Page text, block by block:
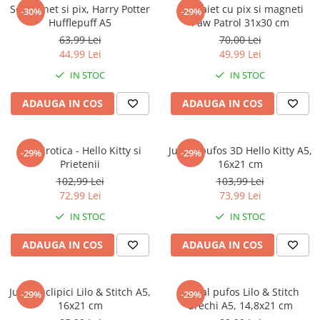
Captain america
Bakugan
Liga Dreptatii
Buzz Lightyear
My Little Pony
Planes
EplusM
Tom & Jerry
Transformers
Top Wings
Incaltaminte baieti
Ghete si cizme baieti
Pantofi baieti
Papuci si slapi baieti
Sandale baieti
Marvel
Monsters Inc.
La casa de papel
Nasa
Kids Euroswan
Rainbow High
Garfield
Nightmare before Christmas
EplusM
Perletti
Arditex
-30%
Set carnet si pix, Harry Potter
Hufflepuff A5
63,99 Lei
44,99 Lei
IN STOC
ADAUGA IN COS
-29%
Set Caiet cu pix si magneti
Paw Patrol 31x30 cm
70,00 Lei
49,99 Lei
IN STOC
ADAUGA IN COS
-29%
Set birotica - Hello Kitty si
Prietenii
102,99 Lei
72,99 Lei
IN STOC
ADAUGA IN COS
-29%
Jurnal pufos 3D Hello Kitty A5,
16x21 cm
103,99 Lei
73,99 Lei
IN STOC
ADAUGA IN COS
-29%
Jurnal sclipici Lilo & Stitch A5,
16x21 cm
-29%
Jurnal pufos Lilo & Stitch
urechi A5, 14,8x21 cm